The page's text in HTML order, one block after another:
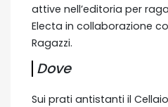
attive nell’editoria per
Electa in collaborazione
Ragazzi.
Dove
Sui prati antistanti il